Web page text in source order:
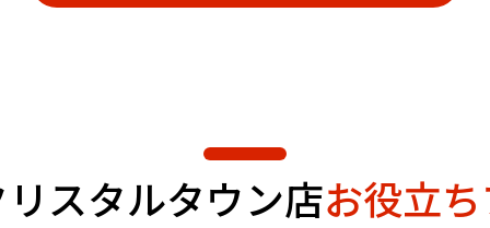
スタルタウン店お役立